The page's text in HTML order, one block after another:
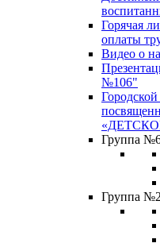
Горячая
оплаты
Видео о
№106"
Группа
Группа